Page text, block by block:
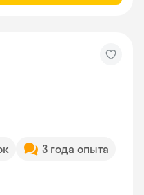
3 года опыта